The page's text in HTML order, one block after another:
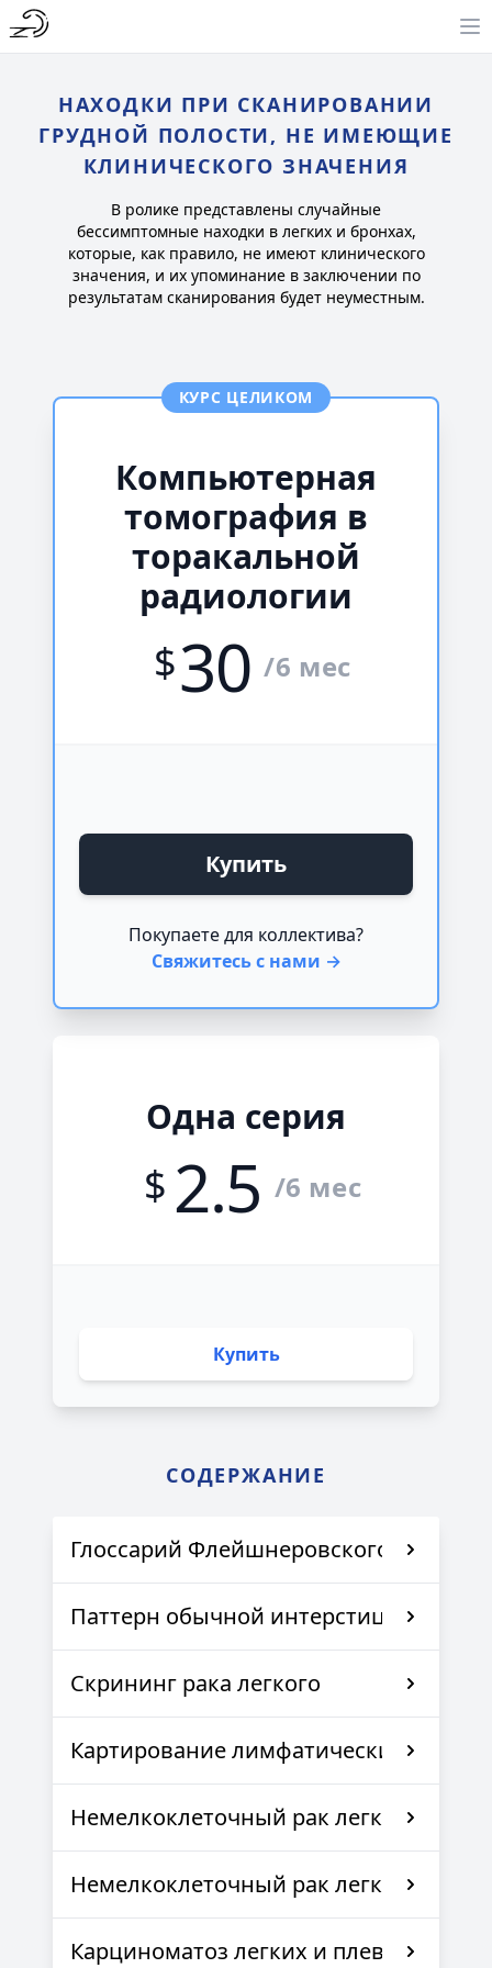
НАХОДКИ ПРИ СКАНИРОВАНИИ
ГРУДНОЙ ПОЛОСТИ, НЕ ИМЕЮЩИЕ
КЛИНИЧЕСКОГО ЗНАЧЕНИЯ
В ролике представлены случайные
бессимптомные находки в легких и бронхах,
которые, как правило, не имеют клинического
значения, и их упоминание в заключении по
результатам сканирования будет неуместным.
КУРС ЦЕЛИКОМ
Компьютерная
томография в
торакальной
радиологии
$30 /6 мес
Купить
Покупаете для коллектива?
Свяжитесь с нами →
Одна серия
$ 2.5 /6 мес
Купить
СОДЕРЖАНИЕ
Глоссарий Флейшнеровского
Паттерн обычной
Скрининг рака легкого
Картирование лимфатических узлов
Немелкоклеточный рак легкого
Немелкоклеточный рак легкого
Карциноматоз легких и плевры